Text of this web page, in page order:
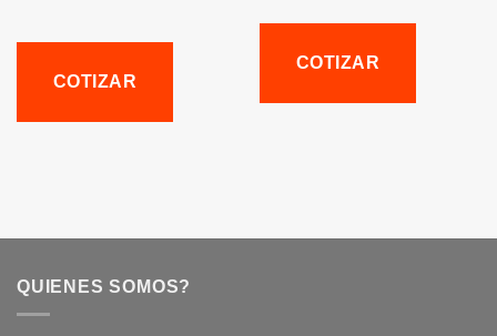
COTIZAR
COTIZAR
QUIENES SOMOS?